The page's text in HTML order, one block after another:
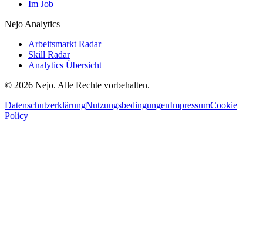
Im Job
Nejo Analytics
Arbeitsmarkt Radar
Skill Radar
Analytics Übersicht
© 2026 Nejo. Alle Rechte vorbehalten.
DatenschutzerklärungNutzungsbedingungenImpressumCookie
Policy